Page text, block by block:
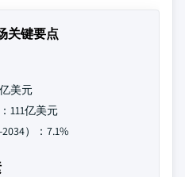
关键要点
美元
111亿美元
）：7.1%